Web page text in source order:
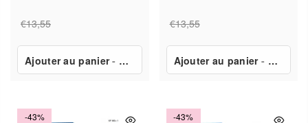
€13,55
Ajouter au panier- €7,80
€13,55
Ajouter au panier- €7,80
-43% -43%